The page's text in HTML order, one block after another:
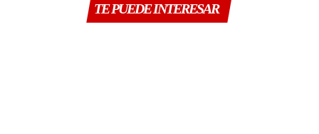
TE PUEDE INTERESAR